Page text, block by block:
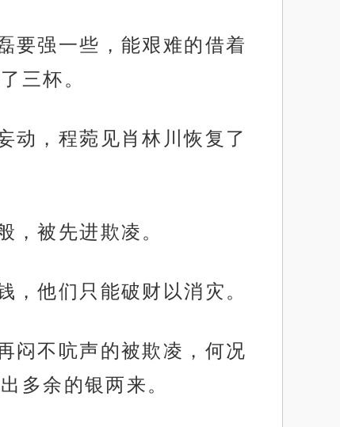
要强一些，能艰难的借着
三杯。
动，程菀见肖林川恢复了
被先进欺凌。
他们只能破财以消灾。
闷不吭声的被欺凌，何况
多余的银两来。